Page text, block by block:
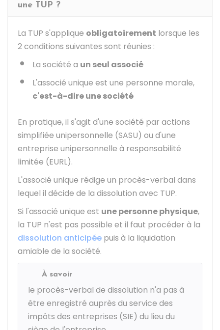
une TUP ?
La TUP s'applique obligatoirement lorsque les
2 conditions suivantes sont réunies :
La société a un seul associé
L'associé unique est une personne morale,
c'est-à-dire une société
En pratique, il s'agit d'une société par actions
simplifiée unipersonnelle (SASU) ou d'une
entreprise unipersonnelle à responsabilité
limitée (EURL).
L'associé unique rédige un procès-verbal dans
lequel il décide de la dissolution avec TUP.
Si l'associé unique est une personne physique,
la TUP n'est pas possible et il faut procéder à la
dissolution anticipée puis à la liquidation
amiable de la société.
À savoir
le procès-verbal de dissolution n'a pas à
être enregistré auprès du service des
impôts des entreprises (SIE) du lieu du